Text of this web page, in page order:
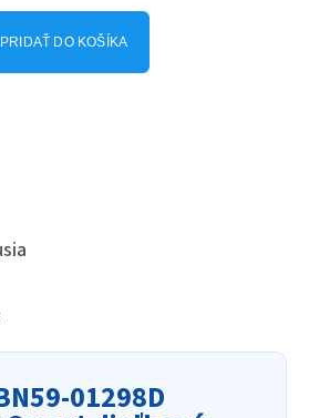
PRIDAŤ DO KOŠÍKA
01298D